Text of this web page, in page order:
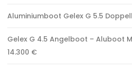
Aluminiumboot Gelex G 5.5
Gelex G 4.5 Angelboot – Aluboot
14.300 €